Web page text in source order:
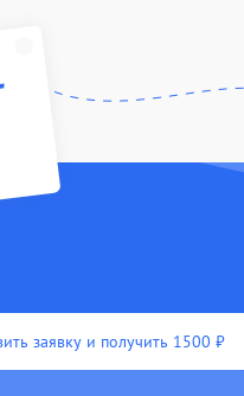
заявку и получить 1500 ₽